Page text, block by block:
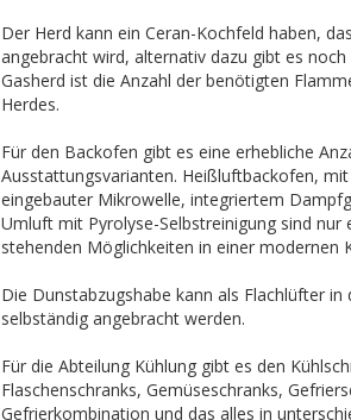
Der Herd kann ein Ceran-Kochfeld haben,
angebracht wird, alternativ dazu gibt es
Gasherd ist die Anzahl der benötigten
Herdes.
Für den Backofen gibt es eine erhebliche
Ausstattungsvarianten. Heißluftbackofen,
eingebauter Mikrowelle, integriertem
Umluft mit Pyrolyse-Selbstreinigung sind nur
stehenden Möglichkeiten in einer modernen
Die Dunstabzugshabe kann als Flachlüfter
selbständig angebracht werden.
Für die Abteilung Kühlung gibt es den
Flaschenschranks, Gemüseschranks,
Gefrierkombination und das alles in